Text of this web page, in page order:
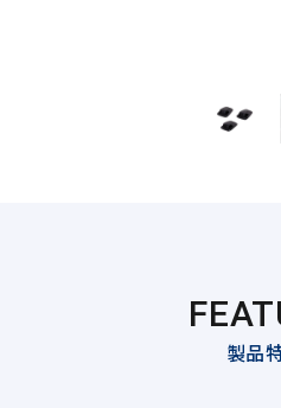
製品